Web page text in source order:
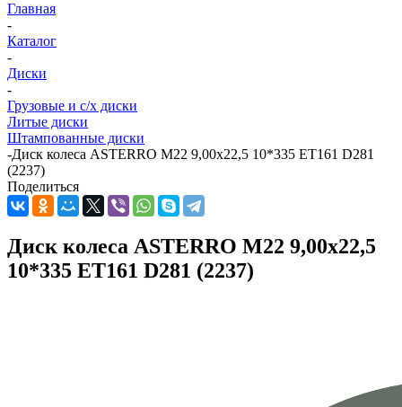
Главная
-
Каталог
-
Диски
-
Грузовые и с/х диски
Литые диски
Штампованные диски
-Диск колеса ASTERRO M22 9,00x22,5 10*335 ET161 D281
(2237)
Поделиться
Диск колеса ASTERRO M22 9,00x22,5
10*335 ET161 D281 (2237)